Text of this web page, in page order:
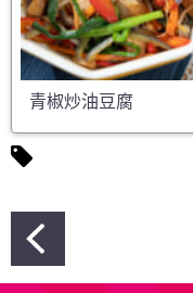
青椒炒油豆腐
文
章